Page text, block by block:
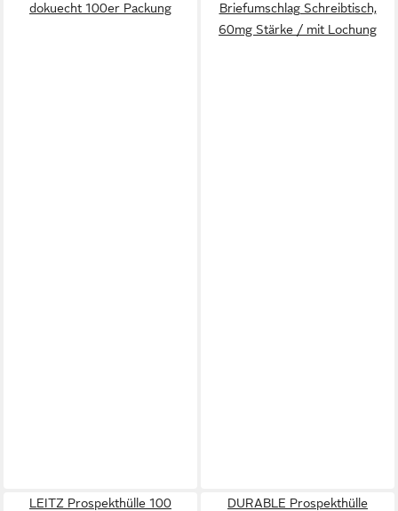
dokuecht 100er Packung
Briefumschlag Schreibtisch,
60mg Stärke / mit Lochung
LEITZ Prospekthülle 100 DURABLE Prospekthülle